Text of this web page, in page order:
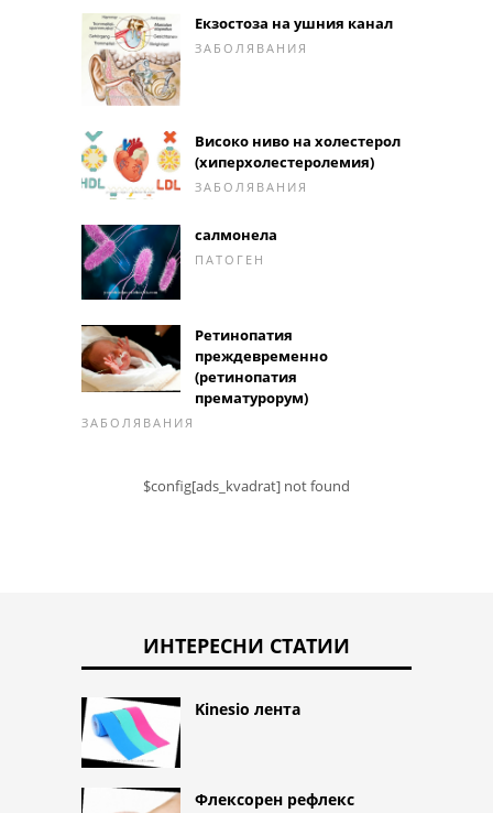
Екзостоза на ушния канал
ЗАБОЛЯВАНИЯ
Високо ниво на холестерол
(хиперхолестеролемия)
ЗАБОЛЯВАНИЯ
салмонела
ПАТОГЕН
Ретинопатия
преждевременно
(ретинопатия
прематурорум)
ЗАБОЛЯВАНИЯ
$config[ads_kvadrat] not found
ИНТЕРЕСНИ СТАТИИ
Kinesio лента
Флексорен рефлекс